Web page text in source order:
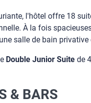
l'hôtel offre 18
À la fois
salle de bain
Double Junior Suite de
& BARS